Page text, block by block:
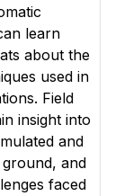
learn
about the
used in
Field
insight into
and
and
faced